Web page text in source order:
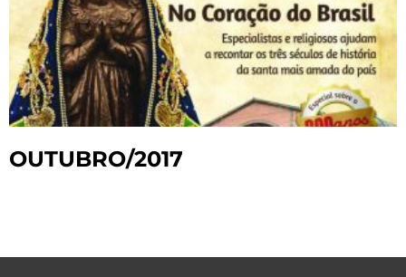
OUTUBRO/2017